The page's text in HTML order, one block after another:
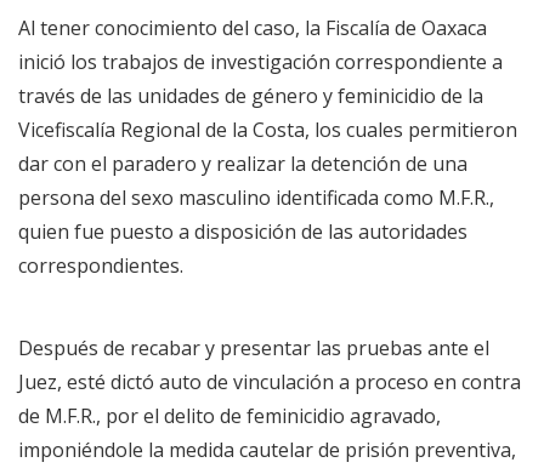
Al tener conocimiento del caso, la Fiscalía de Oaxaca
inició los trabajos de investigación correspondiente a
través de las unidades de género y feminicidio de la
Vicefiscalía Regional de la Costa, los cuales permitieron
dar con el paradero y realizar la detención de una
persona del sexo masculino identificada como M.F.R.,
quien fue puesto a disposición de las autoridades
correspondientes.
Después de recabar y presentar las pruebas ante el
Juez, esté dictó auto de vinculación a proceso en contra
de M.F.R., por el delito de feminicidio agravado,
imponiéndole la medida cautelar de prisión preventiva,